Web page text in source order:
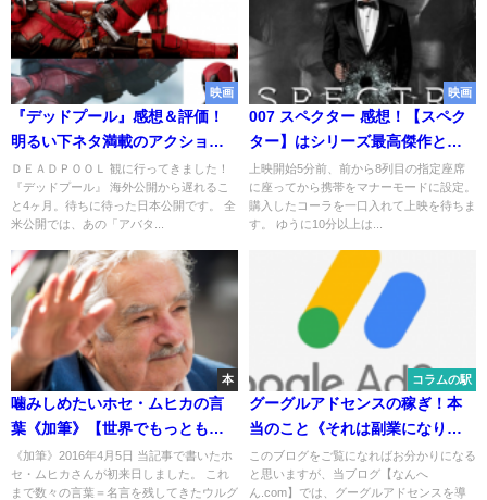
映画
『デッドプール』感想＆評価！
明るい下ネタ満載のアクション
と愛と復讐の物語
ＤＥＡＤＰＯＯＬ 観に行ってきました！
『デッドプール』 海外公開から遅れるこ
と4ヶ月。待ちに待った日本公開です。 全
米公開では、あの「アバタ...
映画
007 スペクター 感想！【スペク
ター】はシリーズ最高傑作とな
ったのか !?
上映開始5分前、前から8列目の指定座席
に座ってから携帯をマナーモードに設定。
購入したコーラを一口入れて上映を待ちま
す。 ゆうに10分以上は...
本
噛みしめたいホセ・ムヒカの言
葉《加筆》【世界でもっとも貧
しく（最も本音で語る）大統
領】
《加筆》2016年4月5日 当記事で書いたホ
セ・ムヒカさんが初来日しました。 これ
まで数々の言葉＝名言を残してきたウルグ
コラムの駅
グーグルアドセンスの稼ぎ！本
当のこと《それは副業になり得
るのか!?》
このブログをご覧になればお分かりになる
と思いますが、当ブログ【なんへ
ん.com】では、グーグルアドセンスを導